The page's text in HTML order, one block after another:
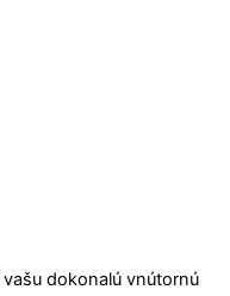
dokonalú vnútornú